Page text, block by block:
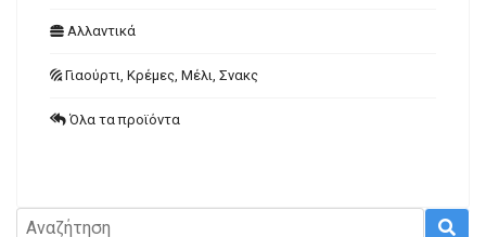
Αλλαντικά
Γιαούρτι, Κρέμες, Μέλι, Σνακς
Όλα τα προϊόντα